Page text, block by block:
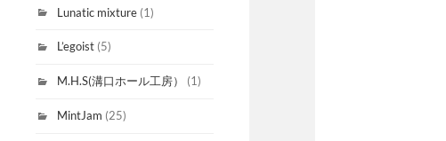
Lunatic mixture (1)
L’egoist (5)
M.H.S(溝口ホール工房） (1)
MintJam (25)